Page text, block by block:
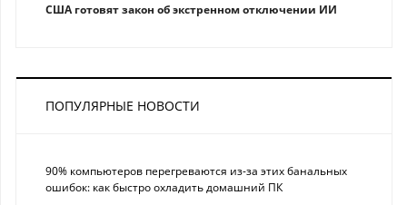
США готовят закон об экстренном отключении ИИ
ПОПУЛЯРНЫЕ НОВОСТИ
90% компьютеров перегреваются из-за этих банальных
ошибок: как быстро охладить домашний ПК